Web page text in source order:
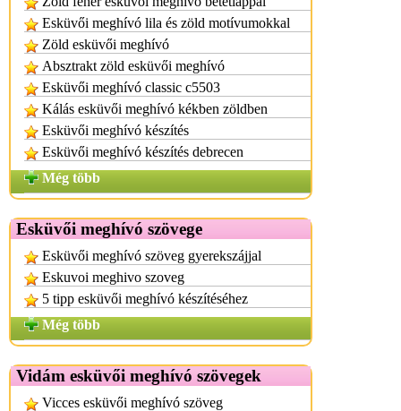
Esküvői meghívó lila és zöld motívumokkal
Zöld esküvői meghívó
Absztrakt zöld esküvői meghívó
Esküvői meghívó classic c5503
Kálás esküvői meghívó kékben zöldben
Esküvői meghívó készítés
Esküvői meghívó készítés debrecen
Még több
Esküvői meghívó szövege
Esküvői meghívó szöveg gyerekszájjal
Eskuvoi meghivo szoveg
5 tipp esküvői meghívó készítéséhez
Még több
Vidám esküvői meghívó szövegek
Vicces esküvői meghívó szöveg